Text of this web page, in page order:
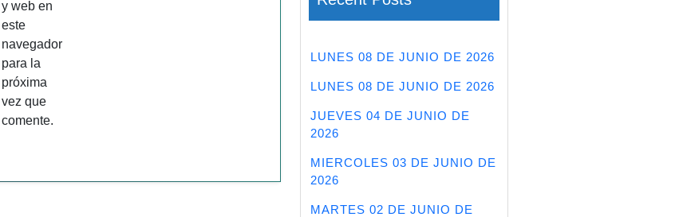
y web en
este
navegador
para la
próxima
vez que
comente.
LUNES 08 DE JUNIO DE 2026
LUNES 08 DE JUNIO DE 2026
JUEVES 04 DE JUNIO DE
2026
MIERCOLES 03 DE JUNIO DE
2026
MARTES 02 DE JUNIO DE